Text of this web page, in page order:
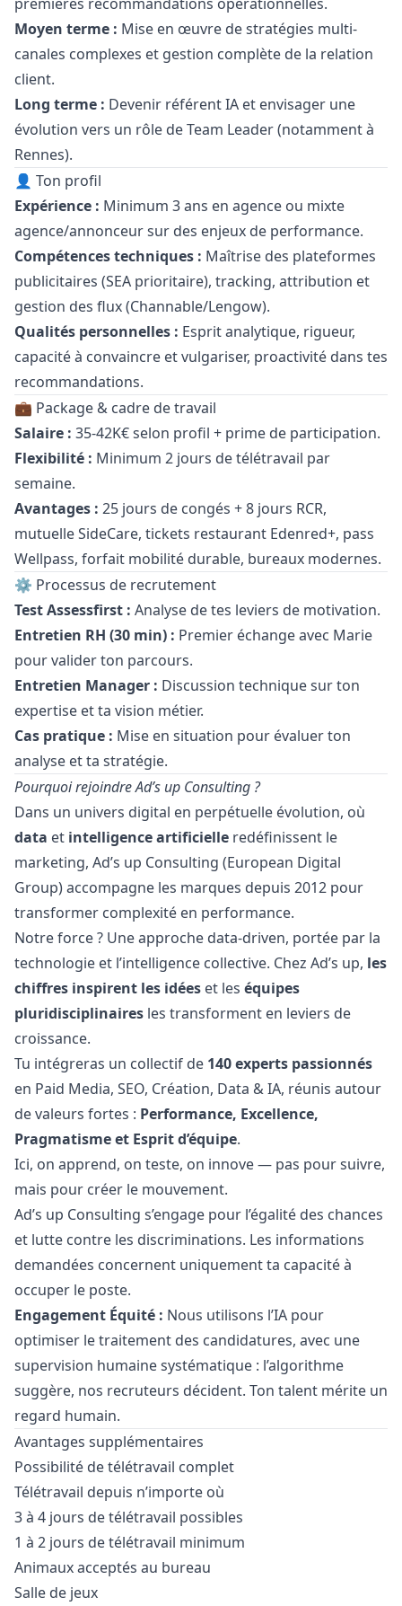
Moyen terme : Mise en œuvre de stratégies multi-
canales complexes et gestion complète de la relation
client.
Long terme : Devenir référent IA et envisager une
évolution vers un rôle de Team Leader (notamment à
Rennes).
👤 Ton profil
Expérience : Minimum 3 ans en agence ou mixte
agence/annonceur sur des enjeux de performance.
Compétences techniques : Maîtrise des plateformes
publicitaires (SEA prioritaire), tracking, attribution et
gestion des flux (Channable/Lengow).
Qualités personnelles : Esprit analytique, rigueur,
capacité à convaincre et vulgariser, proactivité dans tes
recommandations.
💼 Package & cadre de travail
Salaire : 35-42K€ selon profil + prime de participation.
Flexibilité : Minimum 2 jours de télétravail par
semaine.
Avantages : 25 jours de congés + 8 jours RCR,
mutuelle SideCare, tickets restaurant Edenred+, pass
Wellpass, forfait mobilité durable, bureaux modernes.
⚙️ Processus de recrutement
Test Assessfirst : Analyse de tes leviers de motivation.
Entretien RH (30 min) : Premier échange avec Marie
pour valider ton parcours.
Entretien Manager : Discussion technique sur ton
expertise et ta vision métier.
Cas pratique : Mise en situation pour évaluer ton
analyse et ta stratégie.
Pourquoi rejoindre Ad’s up Consulting ?
Dans un univers digital en perpétuelle évolution, où
data et intelligence artificielle redéfinissent le
marketing, Ad’s up Consulting (European Digital
Group) accompagne les marques depuis 2012 pour
transformer complexité en performance.
Notre force ? Une approche data-driven, portée par la
technologie et l’intelligence collective. Chez Ad’s up, les
chiffres inspirent les idées et les équipes
pluridisciplinaires les transforment en leviers de
croissance.
Tu intégreras un collectif de 140 experts passionnés
en Paid Media, SEO, Création, Data & IA, réunis autour
de valeurs fortes : Performance, Excellence,
Pragmatisme et Esprit d’équipe.
Ici, on apprend, on teste, on innove — pas pour suivre,
mais pour créer le mouvement.
Ad’s up Consulting s’engage pour l’égalité des chances
et lutte contre les discriminations. Les informations
demandées concernent uniquement ta capacité à
occuper le poste.
Engagement Équité : Nous utilisons l’IA pour
optimiser le traitement des candidatures, avec une
supervision humaine systématique : l’algorithme
suggère, nos recruteurs décident. Ton talent mérite un
regard humain.
Avantages supplémentaires
Possibilité de télétravail complet
Télétravail depuis n’importe où
3 à 4 jours de télétravail possibles
1 à 2 jours de télétravail minimum
Animaux acceptés au bureau
Salle de jeux